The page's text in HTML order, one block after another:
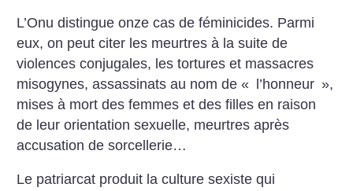
L’Onu distingue onze cas de féminicides. Parmi
eux, on peut citer les meurtres à la suite de
violences conjugales, les tortures et massacres
misogynes, assassinats au nom de « l’honneur »,
mises à mort des femmes et des filles en raison
de leur orientation sexuelle, meurtres après
accusation de sorcellerie…
Le patriarcat produit la culture sexiste qui